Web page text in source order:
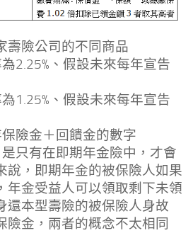
壽險公司的不同商品
2.25%、假設未來每年宣告
1.25%、假設未來每年宣告
險金＋回饋金的數字
只有在即期年金險中，才會
說，即期年金的被保險人如果
年金受益人可以領取剩下未領
還本型壽險的被保險人身故
險金，兩者的概念不太相同